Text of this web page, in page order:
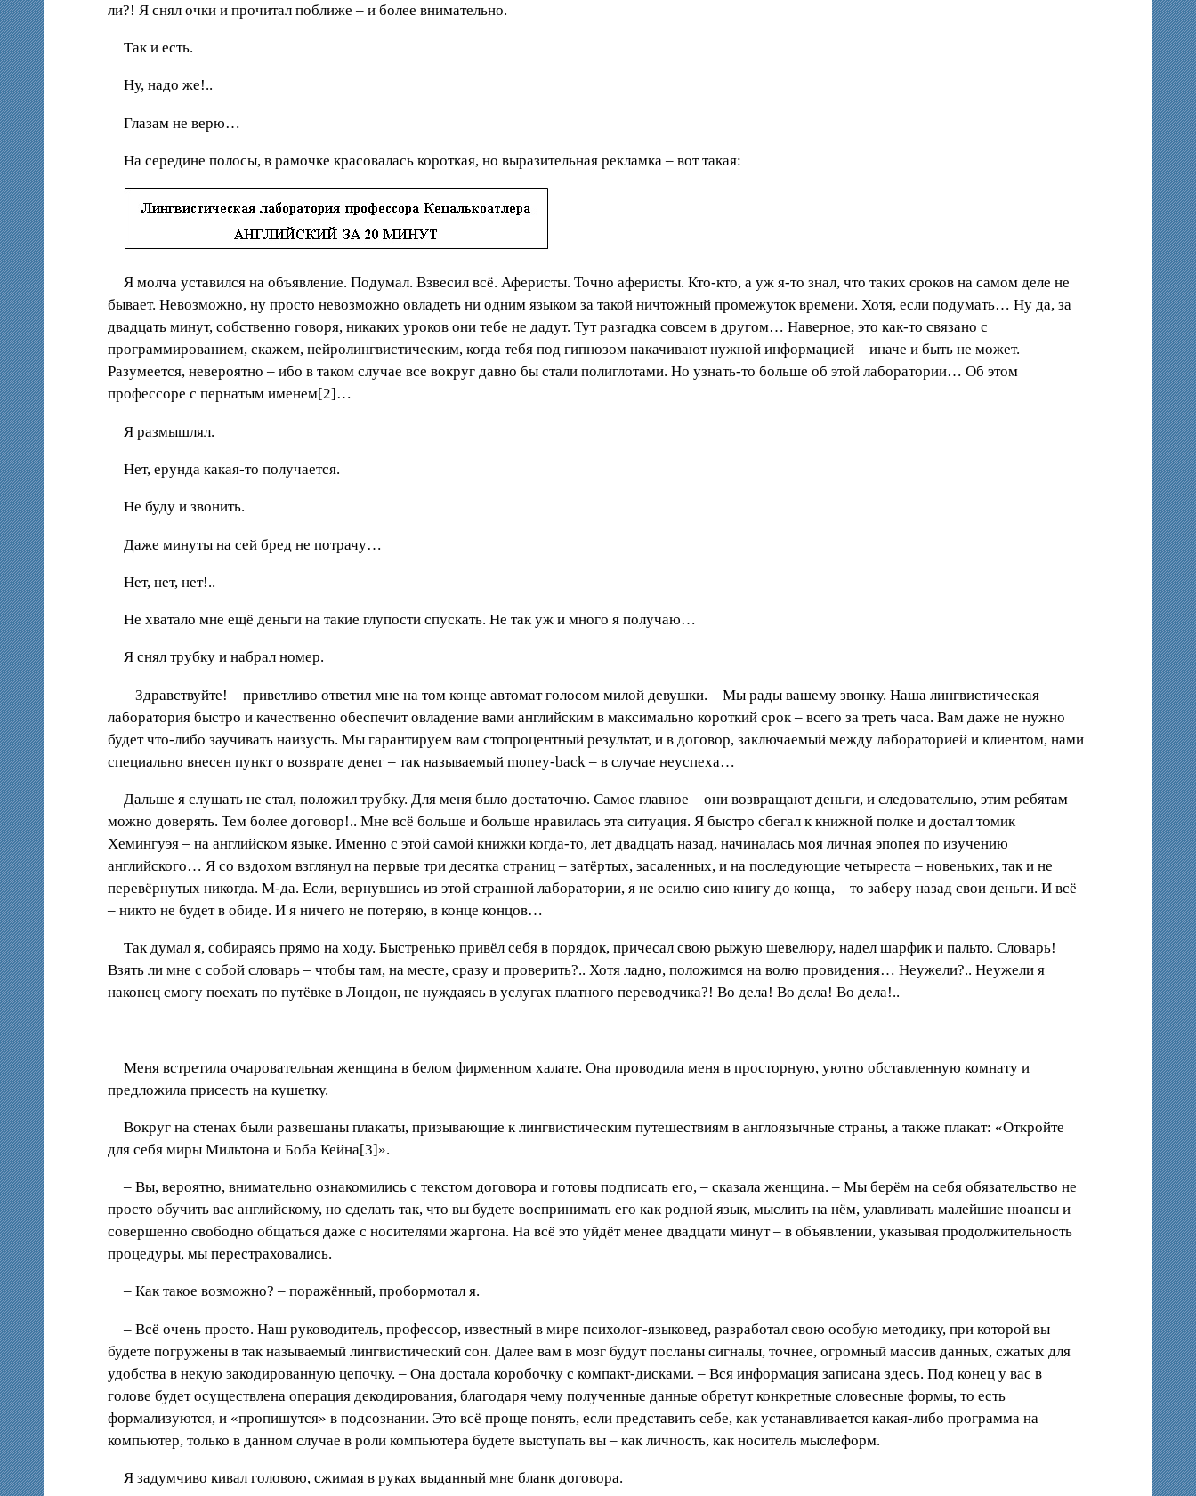
ли?! Я снял очки и прочитал поближе – и более внимательно.
Так и есть.
Ну, надо же!..
Глазам не верю…
На середине полосы, в рамочке красовалась короткая, но выразительная рекламка – вот такая:
Я молча уставился на объявление. Подумал. Взвесил всё. Аферисты. Точно аферисты. Кто-кто, а уж я-то знал, что таких сроков на самом деле не
бывает. Невозможно, ну просто невозможно овладеть ни одним языком за такой ничтожный промежуток времени. Хотя, если подумать… Ну да, за
двадцать минут, собственно говоря, никаких уроков они тебе не дадут. Тут разгадка совсем в другом… Наверное, это как-то связано с
программированием, скажем, нейролингвистическим, когда тебя под гипнозом накачивают нужной информацией – иначе и быть не может.
Разумеется, невероятно – ибо в таком случае все вокруг давно бы стали полиглотами. Но узнать-то больше об этой лаборатории… Об этом
профессоре с пернатым именем[2]…
Я размышлял.
Нет, ерунда какая-то получается.
Не буду и звонить.
Даже минуты на сей бред не потрачу…
Нет, нет, нет!..
Не хватало мне ещё деньги на такие глупости спускать. Не так уж и много я получаю…
Я снял трубку и набрал номер.
– Здравствуйте! – приветливо ответил мне на том конце автомат голосом милой девушки. – Мы рады вашему звонку. Наша лингвистическая
лаборатория быстро и качественно обеспечит овладение вами английским в максимально короткий срок – всего за треть часа. Вам даже не нужно
будет что-либо заучивать наизусть. Мы гарантируем вам стопроцентный результат, и в договор, заключаемый между лабораторией и клиентом, нами
специально внесен пункт о возврате денег – так называемыйmoney-back – в случае неуспеха…
Дальше я слушать не стал, положил трубку. Для меня было достаточно. Самое главное – они возвращают деньги, и следовательно, этим ребятам
можно доверять. Тем более договор!.. Мне всё больше и больше нравилась эта ситуация. Я быстро сбегал к книжной полке и достал томик
Хемингуэя – на английском языке. Именно с этой самой книжки когда-то, лет двадцать назад, начиналась моя личная эпопея по изучению
английского… Я со вздохом взглянул на первые три десятка страниц – затёртых, засаленных, и на последующие четыреста – новеньких, так и не
перевёрнутых никогда. М-да. Если, вернувшись из этой странной лаборатории, я не осилю сию книгу до конца, – то заберу назад свои деньги. И всё
– никто не будет в обиде. И я ничего не потеряю, в конце концов…
Так думал я, собираясь прямо на ходу. Быстренько привёл себя в порядок, причесал свою рыжую шевелюру, надел шарфик и пальто. Словарь!
Взять ли мне с собой словарь – чтобы там, на месте, сразу и проверить?.. Хотя ладно, положимся на волю провидения… Неужели?.. Неужели я
наконец смогу поехать по путёвке в Лондон, не нуждаясь в услугах платного переводчика?! Во дела! Во дела! Во дела!..
Меня встретила очаровательная женщина в белом фирменном халате. Она проводила меня в просторную, уютно обставленную комнату и
предложила присесть на кушетку.
Вокруг на стенах были развешаны плакаты, призывающие к лингвистическим путешествиям в англоязычные страны, а также плакат: «Откройте
для себя миры Мильтона и Боба Кейна[3]».
– Вы, вероятно, внимательно ознакомились с текстом договора и готовы подписать его, – сказала женщина. – Мы берём на себя обязательство не
просто обучить вас английскому, но сделать так, что вы будете воспринимать его как родной язык, мыслить на нём, улавливать малейшие нюансы и
совершенно свободно общаться даже с носителями жаргона. На всё это уйдёт менее двадцати минут – в объявлении, указывая продолжительность
процедуры, мы перестраховались.
– Как такое возможно? – поражённый, пробормотал я.
– Всё очень просто. Наш руководитель, профессор, известный в мире психолог-языковед, разработал свою особую методику, при которой вы
будете погружены в так называемый лингвистический сон. Далее вам в мозг будут посланы сигналы, точнее, огромный массив данных, сжатых для
удобства в некую закодированную цепочку. – Она достала коробочку с компакт-дисками. – Вся информация записана здесь. Под конец у вас в
голове будет осуществлена операция декодирования, благодаря чему полученные данные обретут конкретные словесные формы, то есть
формализуются, и «пропишутся» в подсознании. Это всё проще понять, если представить себе, как устанавливается какая-либо программа на
компьютер, только в данном случае в роли компьютера будете выступать вы – как личность, как носитель мыслеформ.
Я задумчиво кивал головою, сжимая в руках выданный мне бланк договора.